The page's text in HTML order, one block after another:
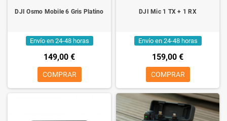
DJI Osmo Mobile 6 Gris Platino
Envío en 24-48 horas
149,00 €
COMPRAR
DJI Mic 1 TX + 1 RX
Envío en 24-48 horas
159,00 €
COMPRAR